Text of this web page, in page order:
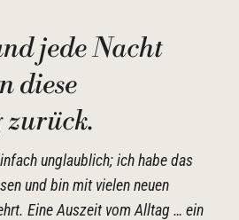
jede Nacht
diese
zurück.
unglaublich; ich habe das
und bin mit vielen neuen
Eine Auszeit vom Alltag … ein